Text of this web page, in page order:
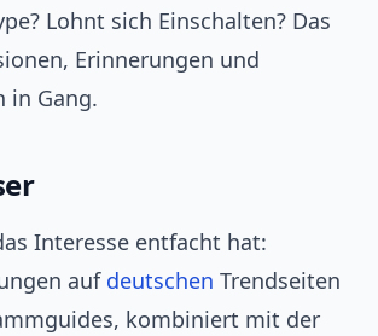
Lohnt sich Einschalten? Das
Erinnerungen und
in Gang.
Interesse entfacht hat:
auf deutschen Trendseiten
kombiniert mit der